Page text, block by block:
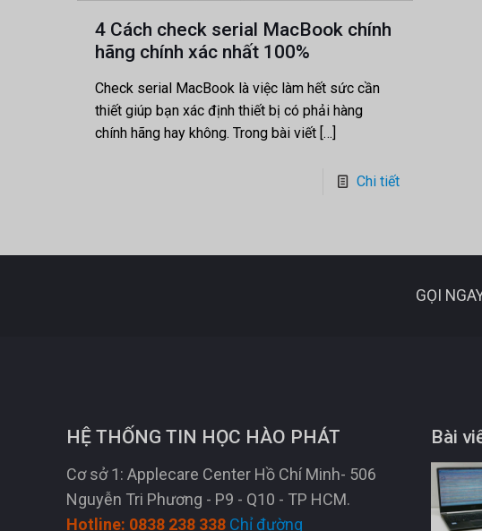
4 Cách check serial MacBook chính
hãng chính xác nhất 100%
Check serial MacBook là việc làm hết sức cần
thiết giúp bạn xác định thiết bị có phải hàng
chính hãng hay không. Trong bài viết[…]
Chi tiết
GỌI
HỆ THỐNG TIN HỌC HÀO PHÁT
Cơ sở 1: Applecare Center Hồ Chí Minh- 506
Nguyễn Tri Phương - P9 - Q10 - TP HCM.
Hotline: 0838 238 338 Chỉ đường
Bài